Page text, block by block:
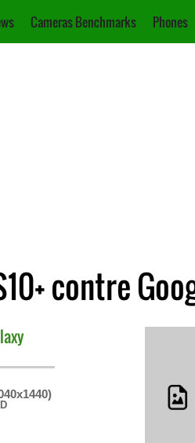
Cameras Benchmarks Phones
contre